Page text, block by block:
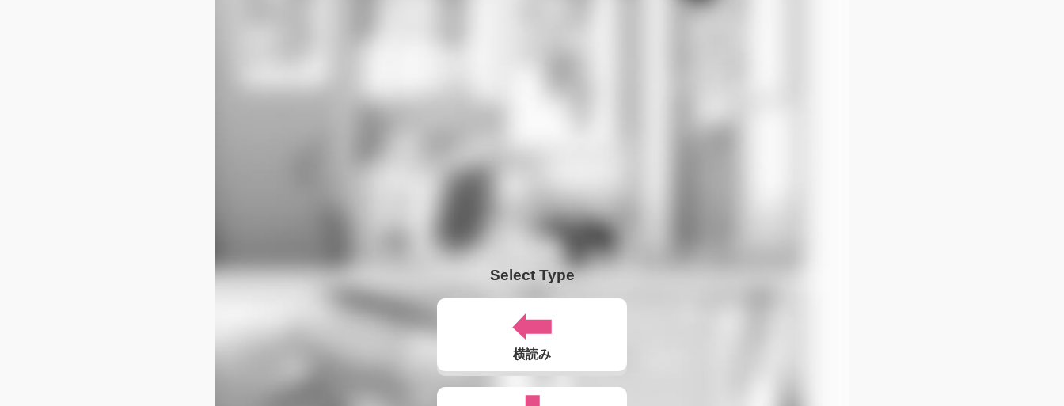
Select Type
横読み